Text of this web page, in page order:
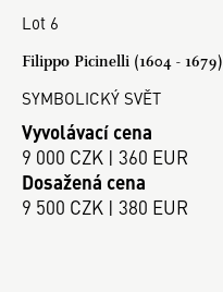
Lot 6
Filippo Picinelli (1604 - 1679)
SYMBOLICKÝ SVĚT
Vyvolávací cena
9 000 CZK | 360 EUR
Dosažená cena
9 500 CZK | 380 EUR